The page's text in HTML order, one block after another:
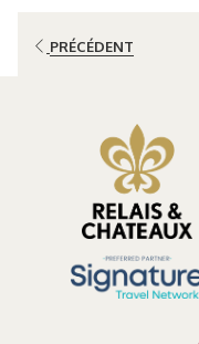
PRÉCÉDENT